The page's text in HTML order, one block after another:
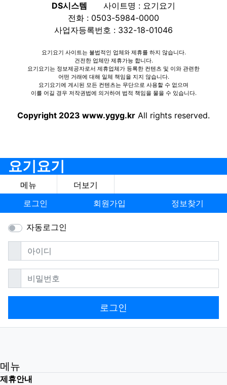
DS시스템
사이트명 : 요기요기
전화 : 0503-5984-0000
사업자등록번호 : 332-18-01046
요기요기 사이트는 불법적인 업체와 제휴를 하지 않습니다.
건전한 업체만 제휴가능 합니다.
요기요기는 정보제공자로서 제휴업체가 등록한 컨텐츠 및 이와 관련한
어떤 거래에 대해 일체 책임을 지지 않습니다.
요기요기에 게시된 모든 컨텐츠는 무단으로 사용할 수 없으며
이를 어길 경우 저작권법에 의거하여 법적 책임을 물을 수 있습니다.
Copyright 2023 www.ygyg.kr All rights reserved.
요기요기
메뉴
더보기
로그인
회원가입 정보찾기
자동로그인
아이디필수
비밀번호필수
로그인
메뉴
제휴안내